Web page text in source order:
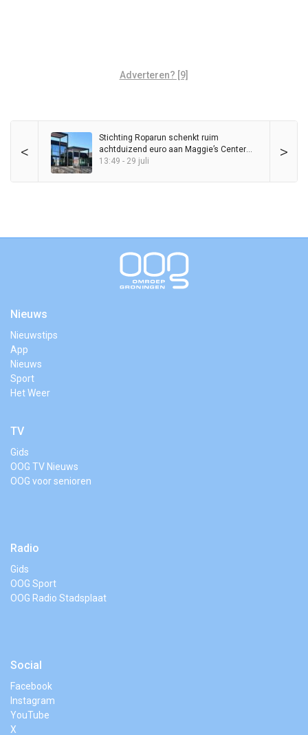
Adverteren? [9]
< >
Stichting Roparun schenkt ruim
achtduizend euro aan Maggie’s Center
Groningen
13:49 - 29 juli
Nieuws
Nieuwstips
App
Nieuws
Sport
Het Weer
TV
Gids
OOG TV Nieuws
OOG voor senioren
Radio
Gids
OOG Sport
OOG Radio Stadsplaat
Social
Facebook
Instagram
YouTube
X